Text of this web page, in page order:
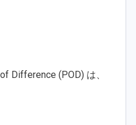
Difference (POD) は、